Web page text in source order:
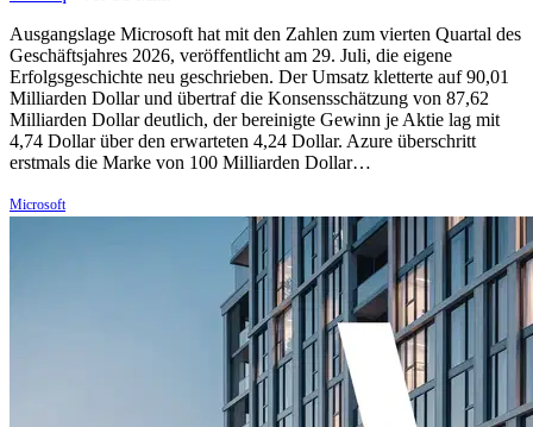
Ausgangslage Microsoft hat mit den Zahlen zum vierten Quartal des
Geschäftsjahres 2026, veröffentlicht am 29. Juli, die eigene
Erfolgsgeschichte neu geschrieben. Der Umsatz kletterte auf 90,01
Milliarden Dollar und übertraf die Konsensschätzung von 87,62
Milliarden Dollar deutlich, der bereinigte Gewinn je Aktie lag mit
4,74 Dollar über den erwarteten 4,24 Dollar. Azure überschritt
erstmals die Marke von 100 Milliarden Dollar…
Microsoft